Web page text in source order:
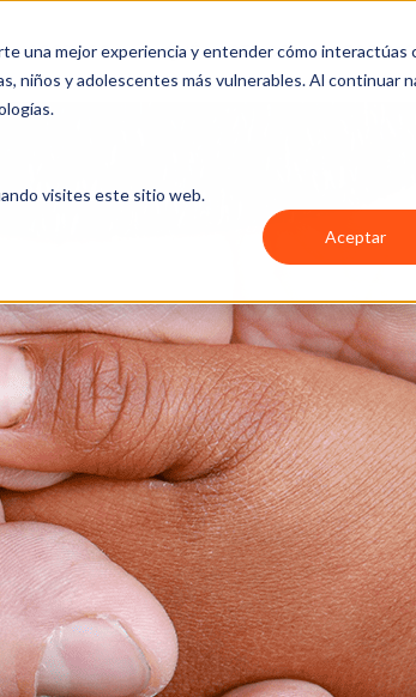
una mejor experiencia y entender cómo interactúas
niños y adolescentes más vulnerables. Al continuar
visites este sitio web.
Aceptar
NOSOTROS QUÉ HACEMOS